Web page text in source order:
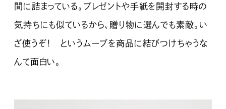
間に詰まっている。プレゼントや手紙を開封する時の
気持ちにも似ているから、贈り物に選んでも素敵。い
ざ使うぞ！ というムーブを商品に結びつけちゃうな
んて面白い。